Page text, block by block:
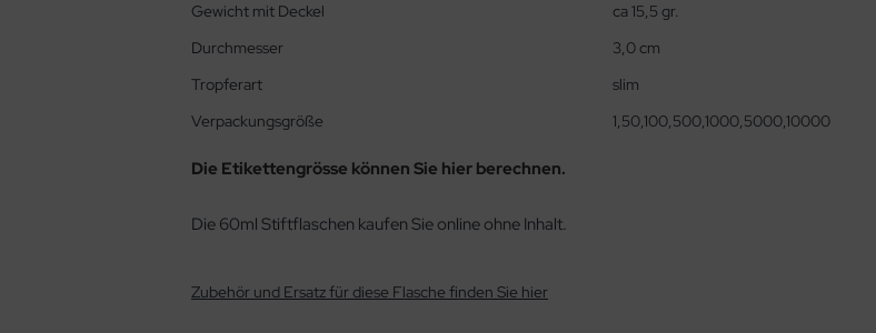
Gewicht mit Deckel
ca 15,5 gr.
Durchmesser
3,0 cm
Tropferart
slim
Verpackungsgröße
1,50,100,500,1000,5000,10000
Die Etikettengrösse können Sie hier berechnen.
Die 60ml Stiftflaschen kaufen Sie online ohne Inhalt.
Zubehör und Ersatz für diese Flasche finden Sie hier